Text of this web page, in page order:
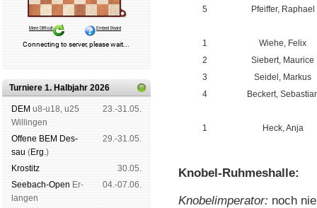
Turniere 1. Halbjahr 2026
DEM u8-u18, u25
Wil­lin­gen
23.-31.05.
Offene BEM Des­
sau (Erg.)
29.-31.05.
Kros­titz
30.05.
See­bach-Open Er­
lan­gen
04.-07.06.
5
Pfeiffer, Raphael
1
Wiehe, Felix
2
Siebert, Maurice
3
Seidel, Markus
4
Beckert,
1
Heck, Anja
Knobel-Ruhmeshalle:
Knobelimperator: noch